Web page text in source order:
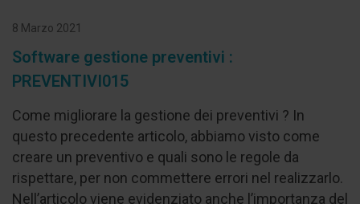
8 Marzo 2021
Software gestione preventivi :
PREVENTIVI015
Come migliorare la gestione dei preventivi ? In
questo precedente articolo, abbiamo visto come
creare un preventivo e quali sono le regole da
rispettare, per non commettere errori nel realizzarlo.
Nell’articolo viene evidenziato anche l’importanza del